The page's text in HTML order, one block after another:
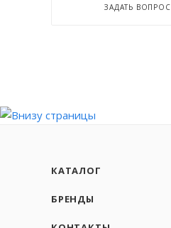
ЗАДАТЬ ВОПРОС
КАТАЛОГ
БРЕНДЫ